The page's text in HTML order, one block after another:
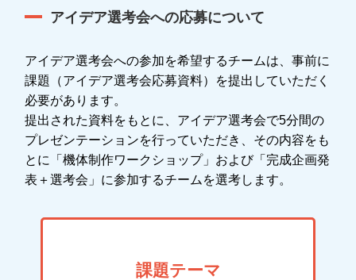
アイデア選考会への応募について
アイデア選考会への参加を希望するチームは、事前に
課題（アイデア選考会応募資料）を提出していただく
必要があります。
提出された資料をもとに、アイデア選考会で5分間の
プレゼンテーションを行っていただき、その内容をも
とに「機体制作ワークショップ」および「完成企画発
表＋選考会」に参加するチームを選考します。
課題テーマ